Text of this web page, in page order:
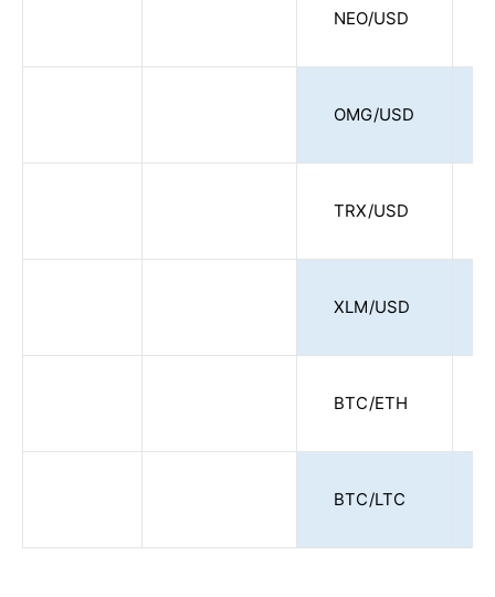
NEO/USD
OMG/USD
TRX/USD
XLM/USD
BTC/ETH
BTC/LTC